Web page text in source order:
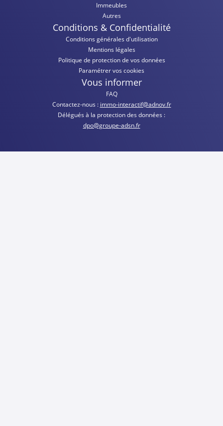
Immeubles
Autres
Conditions & Confidentialité
Conditions générales d'utilisation
Mentions légales
Politique de protection de vos données
Paramétrer vos cookies
Vous informer
FAQ
Contactez-nous : immo-interactif@adnov.fr
Délégués à la protection des données :
dpo@groupe-adsn.fr